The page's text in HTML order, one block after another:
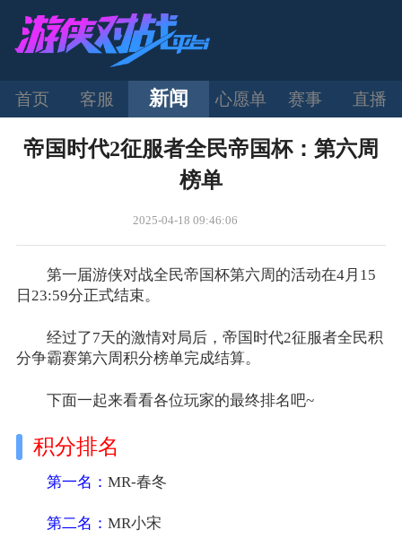
首页 客服 新闻 心愿单 赛事 直播
帝国时代2征服者全民帝国杯：第六周
榜单
2025-04-18 09:46:06
第一届游侠对战全民帝国杯第六周的活动在4月15
日23:59分正式结束。
经过了7天的激情对局后，帝国时代2征服者全民积
分争霸赛第六周积分榜单完成结算。
下面一起来看看各位玩家的最终排名吧~
积分排名
第一名： MR-春冬
第二名： MR小宋